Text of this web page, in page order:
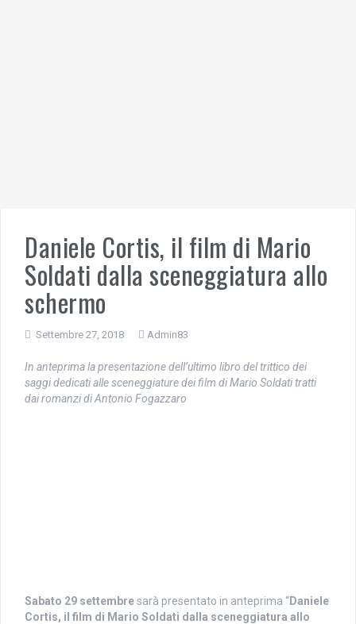
Daniele Cortis, il film di Mario
Soldati dalla sceneggiatura allo
schermo
Settembre 27, 2018 Admin83
In anteprima la presentazione dell’ultimo libro del trittico dei
saggi dedicati alle sceneggiaturedei film di Mario Soldati tratti
dai romanzi di Antonio Fogazzaro
Sabato 29 settembresarà presentato in anteprima “Daniele
Cortis, il film di Mario Soldati dalla sceneggiatura allo